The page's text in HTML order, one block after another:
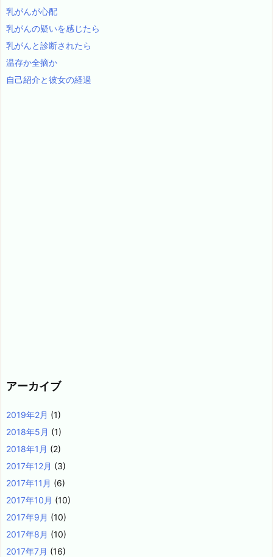
乳がんが心配
乳がんの疑いを感じたら
乳がんと診断されたら
温存か全摘か
自己紹介と彼女の経過
アーカイブ
2019年2月 (1)
2018年5月 (1)
2018年1月 (2)
2017年12月 (3)
2017年11月 (6)
2017年10月 (10)
2017年9月 (10)
2017年8月 (10)
2017年7月 (16)